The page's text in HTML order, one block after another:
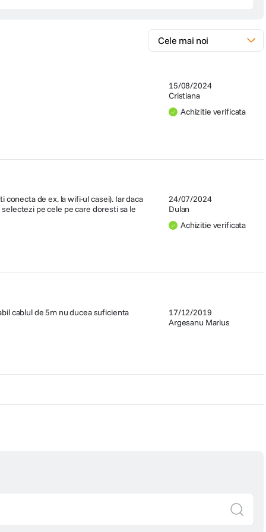
15/08/2024
Cristiana
Achizitie verificata
24/07/2024
Dulan
Achizitie verificata
de ex. la wifi-ul casei). Iar daca
pe cele pe care doresti sa le
17/12/2019
Argesanu Marius
cablul de 5m nu ducea suficienta